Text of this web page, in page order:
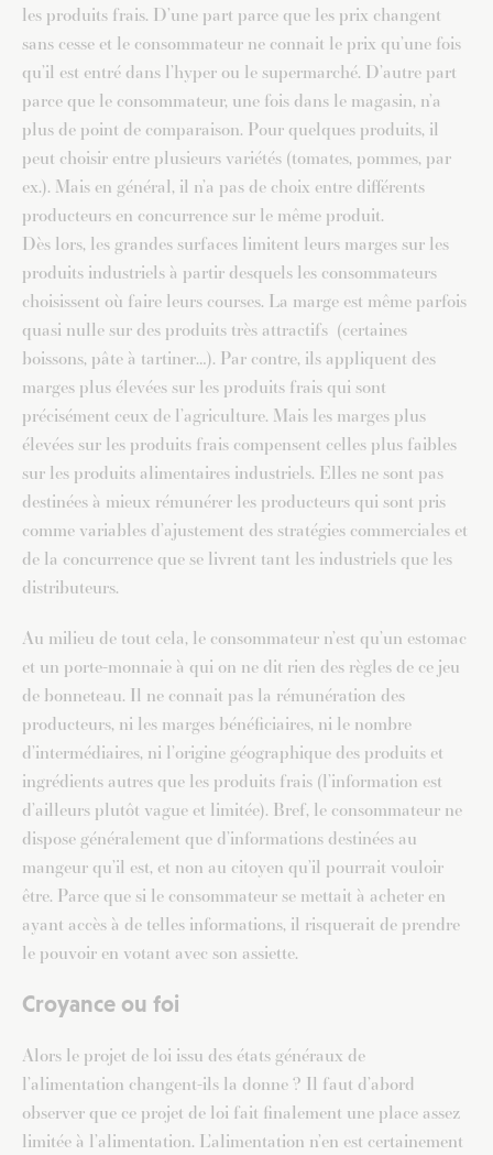
les produits frais. D’une part parce que les prix changent
sans cesse et le consommateur ne connait le prix qu’une fois
qu’il est entré dans l’hyper ou le supermarché. D’autre part
parce que le consommateur, une fois dans le magasin, n’a
plus de point de comparaison. Pour quelques produits, il
peut choisir entre plusieurs variétés (tomates, pommes, par
ex.). Mais en général, il n’a pas de choix entre différents
producteurs en concurrence sur le même produit.
Dès lors, les grandes surfaces limitent leurs marges sur les
produits industriels à partir desquels les consommateurs
choisissent où faire leurs courses. La marge est même parfois
quasi nulle sur des produits très attractifs (certaines
boissons, pâte à tartiner…). Par contre, ils appliquent des
marges plus élevées sur les produits frais qui sont
précisément ceux de l’agriculture. Mais les marges plus
élevées sur les produits frais compensent celles plus faibles
sur les produits alimentaires industriels. Elles ne sont pas
destinées à mieux rémunérer les producteurs qui sont pris
comme variables d’ajustement des stratégies commerciales et
de la concurrence que se livrent tant les industriels que les
distributeurs.
Au milieu de tout cela, le consommateur n’est qu’un estomac
et un porte-monnaie à qui on ne dit rien des règles de ce jeu
de bonneteau. Il ne connait pas la rémunération des
producteurs, ni les marges bénéficiaires, ni le nombre
d’intermédiaires, ni l’origine géographique des produits et
ingrédients autres que les produits frais (l’information est
d’ailleurs plutôt vague et limitée). Bref, le consommateur ne
dispose généralement que d’informations destinées au
mangeur qu’il est, et non au citoyen qu’il pourrait vouloir
être. Parce que si le consommateur se mettait à acheter en
ayant accès à de telles informations, il risquerait de prendre
le pouvoir en votant avec son assiette.
Croyance ou foi
Alors le projet de loi issu des états généraux de
l’alimentation changent-ils la donne ? Il faut d’abord
observer que ce projet de loi fait finalement une place assez
limitée à l’alimentation. L’alimentation n’en est certainement